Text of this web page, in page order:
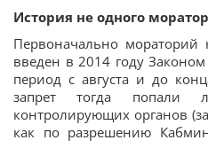
История не одного
Первоначально
введен в 2014 году
период с августа и до
запрет тогда попали
контролирующих органов
как по разрешению